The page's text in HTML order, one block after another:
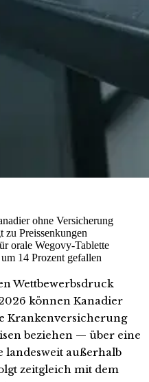
ohne Versicherung
Preissenkungen
orale Wegovy-Tablette
14 Prozent gefallen
Wettbewerbsdruck
können Kanadier
Krankenversicherung
beziehen — über eine
landesweit außerhalb
zeitgleich mit dem